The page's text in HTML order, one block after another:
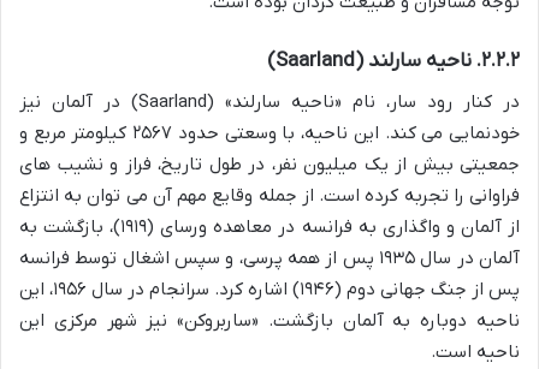
۲.۲.۲. ناحیه سارلند (Saarland)
در کنار رود سار، نام «ناحیه سارلند» (Saarland) در آلمان نیز
خودنمایی می کند. این ناحیه، با وسعتی حدود ۲۵۶۷ کیلومتر مربع و
جمعیتی بیش از یک میلیون نفر، در طول تاریخ، فراز و نشیب های
فراوانی را تجربه کرده است. از جمله وقایع مهم آن می توان به انتزاع
از آلمان و واگذاری به فرانسه در معاهده ورسای (۱۹۱۹)، بازگشت به
آلمان در سال ۱۹۳۵ پس از همه پرسی، و سپس اشغال توسط فرانسه
پس از جنگ جهانی دوم (۱۹۴۶) اشاره کرد. سرانجام در سال ۱۹۵۶، این
ناحیه دوباره به آلمان بازگشت. «ساربروکن» نیز شهر مرکزی این
ناحیه است.